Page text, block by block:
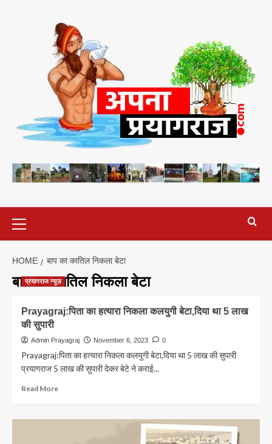
Menu
HOME बाप का कातिल निकला बेटा
बाप का कातिल निकला बेटा
प्रयागराज न्यूज़
Prayagraj:पिता का हत्यारा निकला कलयुगी बेटा,दिया था 5 लाख
की सुपारी
Admin Prayagraj November 6, 2023 0
Prayagraj:पिता का हत्यारा निकला कलयुगी बेटा,दिया था 5 लाख की सुपारी
प्रयागराज 5 लाख की सुपारी देकर बेटे ने कराई...
Read MoreRead
Prayagraj:पिता